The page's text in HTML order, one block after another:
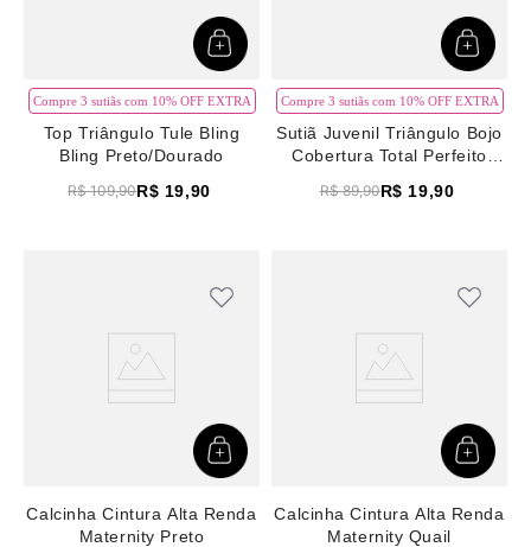
Compre 3 sutiãs com 10% OFF EXTRA
Top Triângulo Tule Bling
Bling Preto/Dourado
R$ 109,90R$ 19,90
Compre 3 sutiãs com 10% OFF EXTRA
Sutiã Juvenil Triângulo Bojo
Cobertura Total Perfeito
R$ 89,90R$ 19,90
Calcinha Cintura Alta Renda
Maternity Preto
Calcinha Cintura Alta Renda
Maternity Quail